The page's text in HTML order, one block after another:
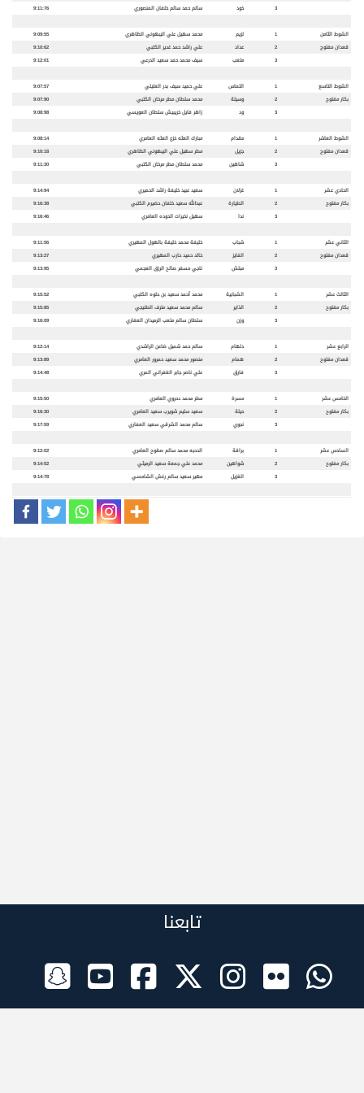
3
خود سالم حمد سالم خلفان المنصوري 9:11:76
الشوط الثامن 1 لزيم محمد سهيل علي اليبهوني الظاهري
9:09:55
قعدان مفتوح
2 عداد علي راشد حمد غدير الكتبي
9:10:62
3
متعب سيف محمد حمد سعيد الدرعي 9:12:01
الشوط التاسع 1 التماس علي حميد سيف بدر العليلي
9:07:57
بكار مفتوح
2 وسيلة محمد سلطان مطر مرخان الكتبي
9:07:90
3
ود زاهر فايل خريبيش سلطان العويسي 9:08:98
الشوط العاشر 1 مقدام مبارك العثه خزع العثه العامري
9:08:14
قعدان مفتوح
2 جزيل مطر سهيل علي اليبهوني الظاهري
9:10:18
3
شاهين محمد سلطان مطر مرخان الكتبي 9:11:30
الحادي عشر 1 غزلان سعيد عبيد خليفة راشد الحميري
9:14:94
بكار مفتوح
2 الطيارة عبدالله سعيد خلفان حضيرم الكتبي
9:16:38
3
ندا سهيل نخيرات الدوده العامري 9:16:46
الثاني عشر 1 شباب خليفة محمد خليفة بالهول المهيري
9:11:56
قعدان مفتوح
2 الفايز خالد حميد حارب المهيري
9:13:27
3
مبلش ناجي مسفر صالح الرزق العجمي 9:13:95
الثالث عشر 1 الشبابية محمد أحمد سعيد بن حلوه الكتبي
9:15:52
بكار مفتوح
2 الذاير سالم محمد سعيد مترف الطنيجي
9:15:85
3
وزن سلطان سالم متعب الرميدان العفاري 9:16:09
الرابع عشر 1 دلهام سالم حمد شميل ضاعن الراشدي
9:12:14
قعدان مفتوح
2 همام منصور محمد سعيد حمرور العامري
9:13:89
3
فارق علي ناصر جابر الغفراني المري 9:14:48
الخامس عشر 1 مسرة مطر محمد دحروي العامري
9:15:50
بكار مفتوح
2 حيلة سعيد سليم شويرب سعيد العامري
9:16:30
3
نجوي سالم محمد الشرقي سعيد العفاري 9:17:59
السادس عشر 1 براقة الدحبه محمد سالم صقوح العامري
9:12:02
بكار مفتوح
2 شواهين محمد علي جمعة سعيد الرميثي
9:14:52
3
الغزيل مهير سعيد سالم رغش الشامسي 9:14:78
تابعنا